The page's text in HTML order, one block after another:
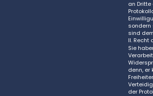
an
sondern
sind
II. Recht
Sie
denn, er
der